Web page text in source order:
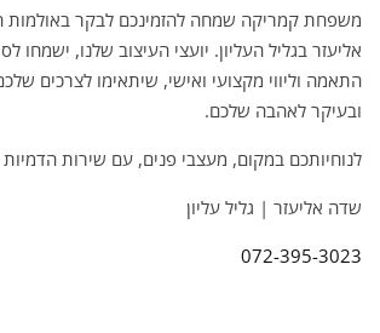
משפחת קמריקה שמחה להזמינכם לבקר
אליעזר בגליל העליון. יועצי העיצוב שלנו, ישמחו
התאמה וליווי מקצועי ואישי, שיתאימו לצרכים
ובעיקר לאהבה שלכם.
לנוחיותכם במקום, מעצבי פנים, עם שירות הדמיות
שדה אליעזר | גליל עליון
072-395-3023